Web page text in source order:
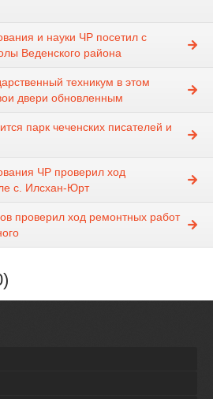
и науки ЧР посетил с
Веденского района
техникум в этом
двери обновленным
парк чеченских писателей и
ЧР проверил ход
с. Илсхан-Юрт
проверил ход ремонтных работ